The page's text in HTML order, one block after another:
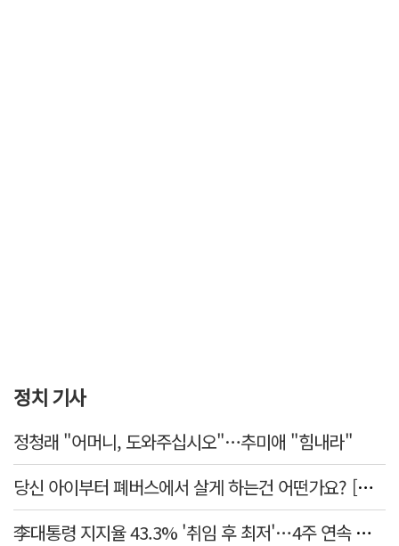
정치 기사
정청래 "어머니, 도와주십시오"…추미애 "힘내라"
당신 아이부터 폐버스에서 살게 하는건 어떤가요? [가스인라이팅]
李대통령 지지율 43.3% '취임 후 최저'…4주 연속 내리막